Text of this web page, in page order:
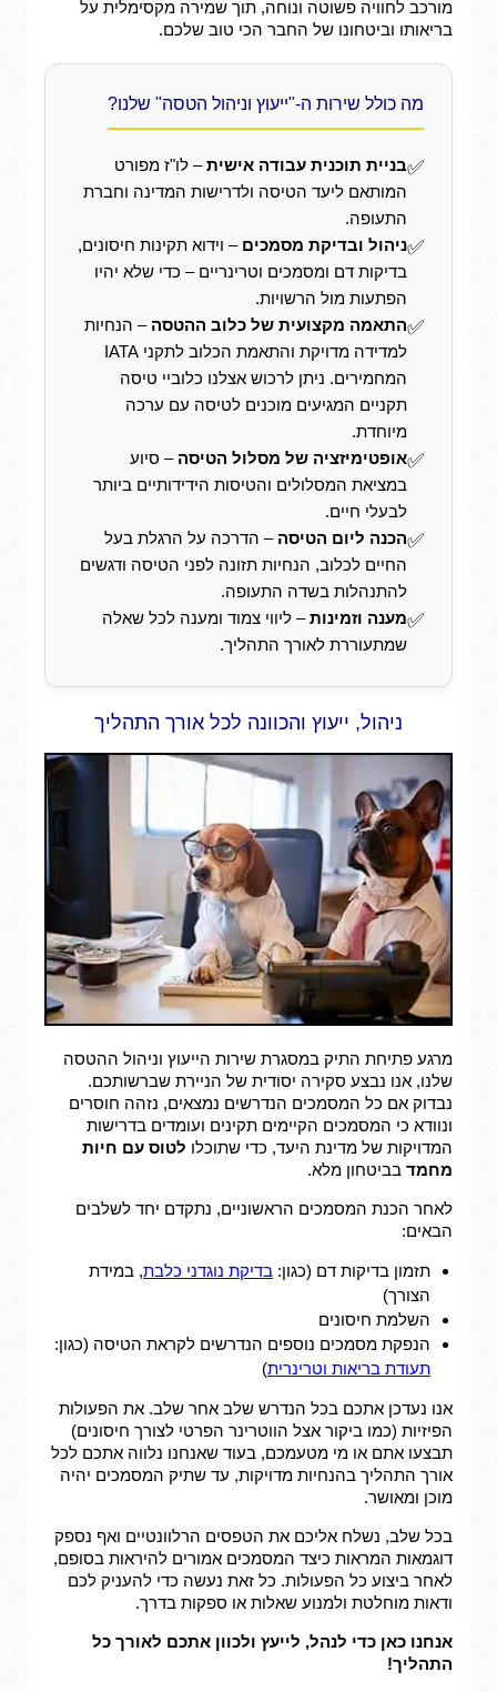
מורכב לחוויה פשוטה ונוחה, תוך שמירה מקסימלית על
בריאותו וביטחונו של החבר הכי טוב שלכם.
מה כולל שירות ה-"ייעוץ וניהול הטסה" שלנו?
✅בניית תוכנית עבודה אישית– לו"ז מפורט
המותאם ליעד הטיסה ולדרישות המדינה וחברת
התעופה.
✅ניהול ובדיקת מסמכים – וידוא תקינות חיסונים,
בדיקות דם ומסמכים וטרינריים – כדי שלא יהיו
הפתעות מול הרשויות.
✅התאמה מקצועית של כלוב ההטסה – הנחיות
למדידה מדויקת והתאמת הכלוב לתקני IATA
המחמירים. ניתן לרכוש אצלנו כלוביי טיסה
תקניים המגיעים מוכנים לטיסה עם ערכה
מיוחדת.
✅אופטימיזציה של מסלול הטיסה – סיוע
במציאת המסלולים והטיסות הידידותיים ביותר
לבעלי חיים.
✅הכנה ליום הטיסה – הדרכה על הרגלת בעל
החיים לכלוב, הנחיות תזונה לפני הטיסה ודגשים
להתנהלות בשדה התעופה.
✅מענה וזמינות– ליווי צמוד ומענה לכל שאלה
שמתעוררת לאורך התהליך.
ניהול, ייעוץ והכוונה לכל אורך התהליך
מרגע פתיחת התיק במסגרת שירות הייעוץ וניהול ההטסה
שלנו, אנו נבצע סקירה יסודית של הניירת שברשותכם.
נבדוק אם כל המסמכים הנדרשים נמצאים, נזהה חוסרים
ונוודא כי המסמכים הקיימים תקינים ועומדים בדרישות
המדויקות של מדינת היעד, כדי שתוכלו לטוס עם חיות
מחמד בביטחון מלא.
לאחר הכנת המסמכים הראשוניים, נתקדם יחד לשלבים
הבאים:
תזמון בדיקות דם (כגון: בדיקת נוגדני כלבת, במידת
הצורך)
השלמת חיסונים
הנפקת מסמכים נוספים הנדרשים לקראת הטיסה (כגון:
תעודת בריאות וטרינרית)
אנו נעדכן אתכם בכל הנדרש שלב אחר שלב. את הפעולות
הפיזיות (כמו ביקור אצל הווטרינר הפרטי לצורך חיסונים)
תבצעו אתם או מי מטעמכם, בעוד שאנחנו נלווה אתכם לכל
אורך התהליך בהנחיות מדויקות, עד שתיק המסמכים יהיה
מוכן ומאושר.
בכל שלב, נשלח אליכם את הטפסים הרלוונטיים ואף נספק
דוגמאות המראות כיצד המסמכים אמורים להיראות בסופם,
לאחר ביצוע כל הפעולות. כל זאת נעשה כדי להעניק לכם
ודאות מוחלטת ולמנוע שאלות או ספקות בדרך.
אנחנו כאן כדי לנהל, לייעץ ולכוון אתכם לאורך כל
התהליך!